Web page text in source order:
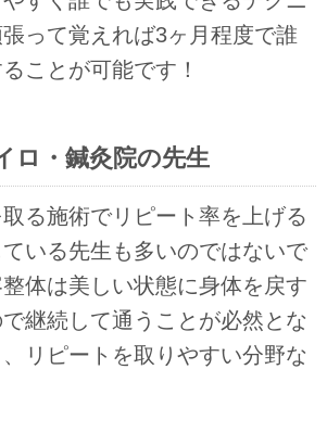
って覚えれば3ヶ月程度で誰
ことが可能です！
ロ・鍼灸院の先生
る施術でリピート率を上げる
いる先生も多いのではないで
体は美しい状態に身体を戻す
継続して通うことが必然とな
リピートを取りやすい分野な